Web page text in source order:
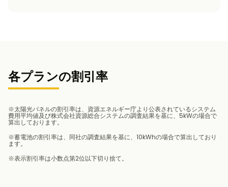
各プランの割引率
※太陽光パネルの割引率は、資源エネルギー庁より公表されているシステム
費用平均値及び株式会社資源総合システムの調査結果を基に、5kWの場合で
算出しております。
※蓄電池の割引率は、同社の調査結果を基に、10kWhの場合で算出しており
ます。
※表示割引率は小数点第2位以下切り捨て。